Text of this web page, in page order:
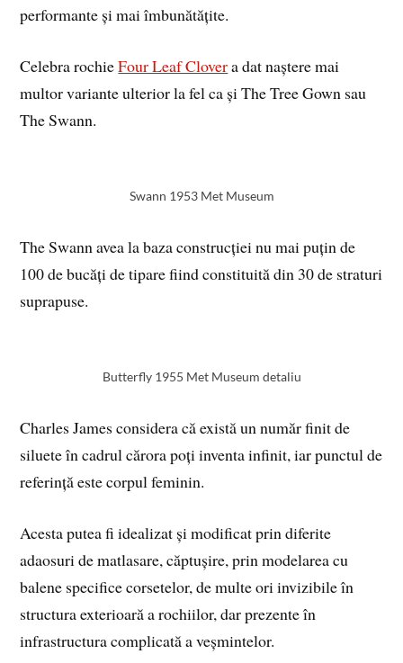
performante și mai îmbunătățite.
Celebra rochieFour Leaf Clovera dat naștere mai
multor variante ulterior la fel ca și The Tree Gown sau
The Swann.
Swann 1953 Met Museum
The Swann avea la baza construcției nu mai puțin de
100 de bucăți de tipare fiind constituită din 30 de straturi
suprapuse.
Butterfly 1955 Met Museum detaliu
Charles James considera că există un număr finit de
siluete în cadrul cărora poți inventa infinit, iar punctul de
referință este corpul feminin.
Acesta putea fi idealizat și modificat prin diferite
adaosuri de matlasare, căptușire, prin modelarea cu
balene specifice corsetelor, de multe ori invizibile în
structura exterioară a rochiilor, dar prezente în
infrastructura complicată a veșmintelor.